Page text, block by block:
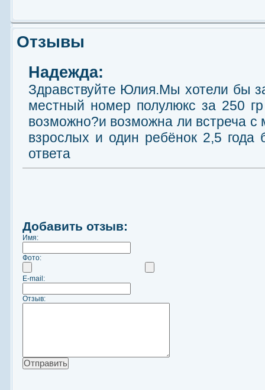
Отзывы
Надежда:
Здравствуйте Юлия.Мы хотели бы
местный номер полулюкс за 250
возможно?и возможна ли встреча с
взрослых и один ребёнок 2,5 года
ответа
Добавить отзыв:
Имя:
Фото:
E-mail:
Отзыв: